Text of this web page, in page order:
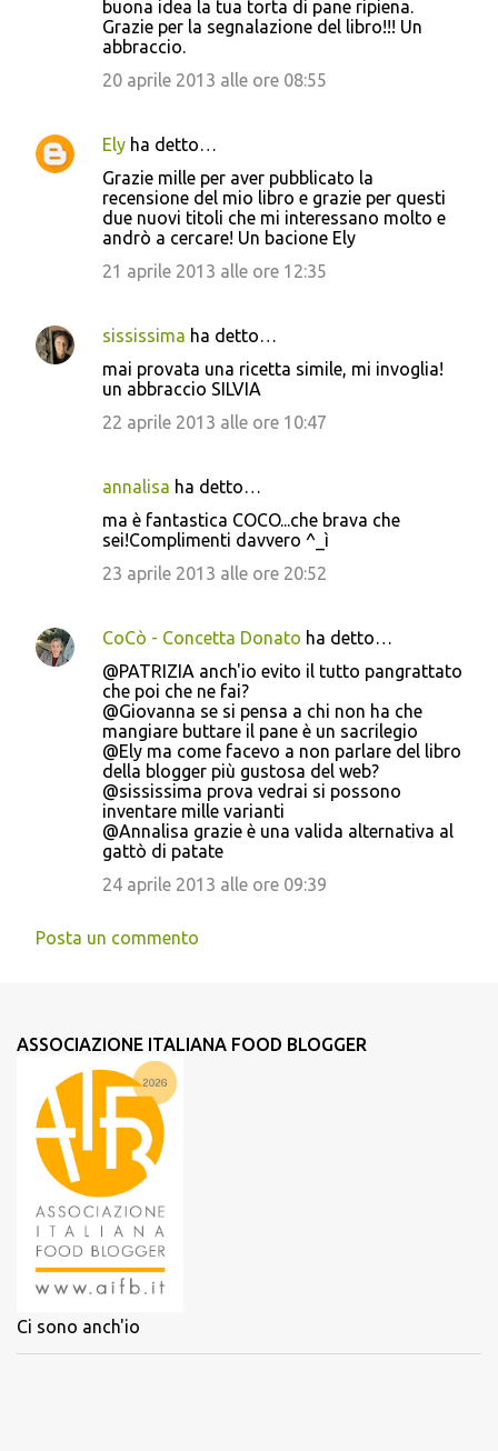
buona idea la tua torta di pane ripiena.
Grazie per la segnalazione del libro!!! Un
abbraccio.
20 aprile 2013 alle ore 08:55
Ely ha detto…
Grazie mille per aver pubblicato la
recensione del mio libro e grazie per questi
due nuovi titoli che mi interessano molto e
andrò a cercare! Un bacione Ely
21 aprile 2013 alle ore 12:35
sississima ha detto…
mai provata una ricetta simile, mi invoglia!
un abbraccio SILVIA
22 aprile 2013 alle ore 10:47
annalisa ha detto…
ma è fantastica COCO...che brava che
sei!Complimenti davvero ^_ì
23 aprile 2013 alle ore 20:52
CoCò - Concetta Donato ha detto…
@PATRIZIA anch'io evito il tutto pangrattato
che poi che ne fai?
@Giovanna se si pensa a chi non ha che
mangiare buttare il pane è un sacrilegio
@Ely ma come facevo a non parlare del libro
della blogger più gustosa del web?
@sississima prova vedrai si possono
inventare mille varianti
@Annalisa grazie è una valida alternativa al
gattò di patate
24 aprile 2013 alle ore 09:39
Posta un commento
ASSOCIAZIONE ITALIANA FOOD BLOGGER
Ci sono anch'io